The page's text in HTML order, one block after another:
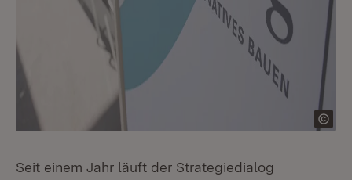
Seit einem Jahr läuft der Strategiedialog